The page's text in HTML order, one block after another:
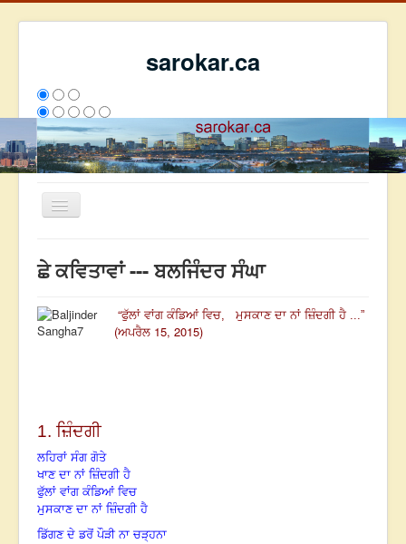
sarokar.ca
Toggle
ਰਚਨਾਵਾਂ
ਸਰੋਕਾਰ ਦੇ ਲੇਖਕ
ਸੰਪਰਕ
ਛੇ ਕਵਿਤਾਵਾਂ --- ਬਲਜਿੰਦਰ ਸੰਘਾ
“ਫੁੱਲਾਂ ਵਾਂਗ ਕੰਡਿਆਂ ਵਿਚ, ਮੁਸਕਾਣ ਦਾ ਨਾਂ ਜ਼ਿੰਦਗੀ ਹੈ ...”
(ਅਪਰੈਲ 15, 2015)
1.ਜ਼ਿੰਦਗੀ
ਲਹਿਰਾਂ ਸੰਗ ਗੋਤੇ
ਖਾਣ ਦਾ ਨਾਂ ਜ਼ਿੰਦਗੀ ਹੈ
ਫੁੱਲਾਂ ਵਾਂਗ ਕੰਡਿਆਂ ਵਿਚ
ਮੁਸਕਾਣ ਦਾ ਨਾਂ ਜ਼ਿੰਦਗੀ ਹੈ
ਡਿੱਗਣ ਦੇ ਡਰੋਂ ਪੌੜੀ ਨਾ ਚੜ੍ਹਨਾ